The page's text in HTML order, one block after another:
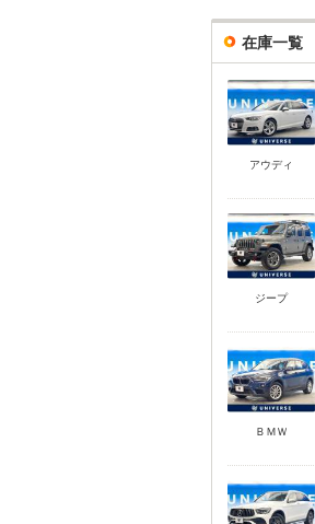
在庫一覧
アウディ
ジープ
ＢＭＷ